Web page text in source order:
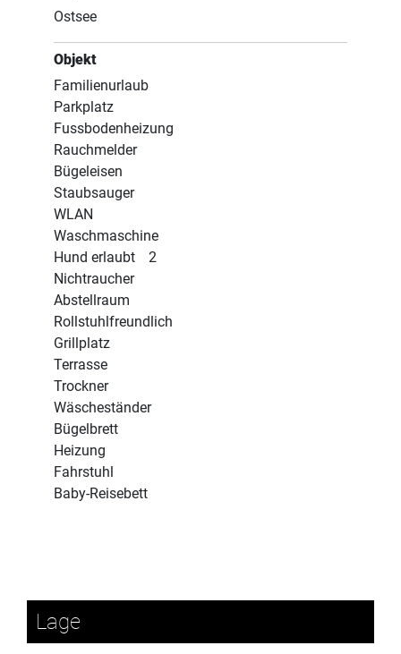
Ostsee
Objekt
Familienurlaub
Parkplatz
Fussbodenheizung
Rauchmelder
Bügeleisen
Staubsauger
WLAN
Waschmaschine
Hund erlaubt
2
Nichtraucher
Abstellraum
Rollstuhlfreundlich
Grillplatz
Terrasse
Trockner
Wäscheständer
Bügelbrett
Heizung
Fahrstuhl
Baby-Reisebett
Lage